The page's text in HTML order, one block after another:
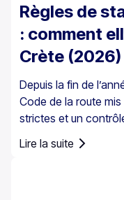
Règles de
: comment
Crète (2026)
Depuis la fin de
Code de la route
strictes et un
piétonnes et les
Lire la suite